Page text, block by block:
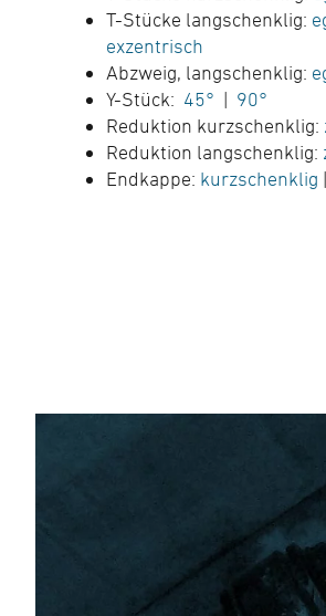
T-Stücke langschenklig:
exzentrisch
Abzweig, langschenklig:
Y-Stück: 45° | 90°
Reduktion kurzschenklig:
Reduktion langschenklig:
Endkappe: kurzschenklig |